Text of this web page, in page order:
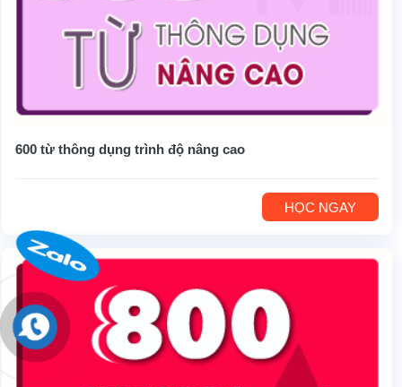
600 từ thông dụng trình độ nâng cao
HỌC NGAY